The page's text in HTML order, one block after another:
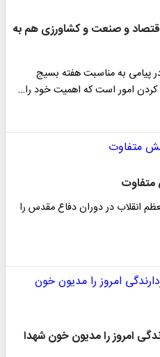
و صنعت و کشاورزی هم به
به مناسبت هفته بسیج
امور است که اهمیت خود را…
متفاوت
انقلاب در دوران دفاع مقدس را
امروز را مدیون خون شهدا